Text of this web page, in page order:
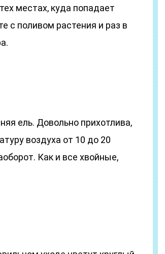
местах, куда попадает
с поливом растения и раз в
ель. Довольно прихотлива,
воздуха от 10 до 20
Как и все хвойные,